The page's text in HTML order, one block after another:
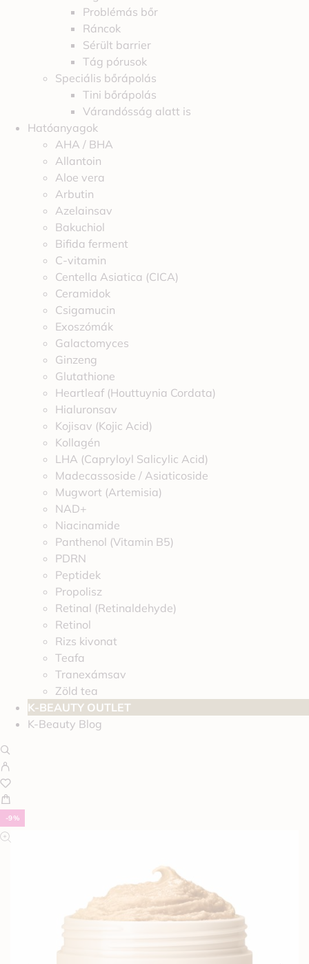
Problémás bőr
Ráncok
Sérült barrier
Tág pórusok
Speciális bőrápolás
Tini bőrápolás
Várandósság alatt is
Hatóanyagok
AHA / BHA
Allantoin
Aloe vera
Arbutin
Azelainsav
Bakuchiol
Bifida ferment
C-vitamin
Centella Asiatica (CICA)
Ceramidok
Csigamucin
Exoszómák
Galactomyces
Ginzeng
Glutathione
Heartleaf (Houttuynia Cordata)
Hialuronsav
Kojisav (Kojic Acid)
Kollagén
LHA (Capryloyl Salicylic Acid)
Madecassoside / Asiaticoside
Mugwort (Artemisia)
NAD+
Niacinamide
Panthenol (Vitamin B5)
PDRN
Peptidek
Propolisz
Retinal (Retinaldehyde)
Retinol
Rizs kivonat
Teafa
Tranexámsav
Zöld tea
K-BEAUTY OUTLET
K-Beauty Blog
-9%